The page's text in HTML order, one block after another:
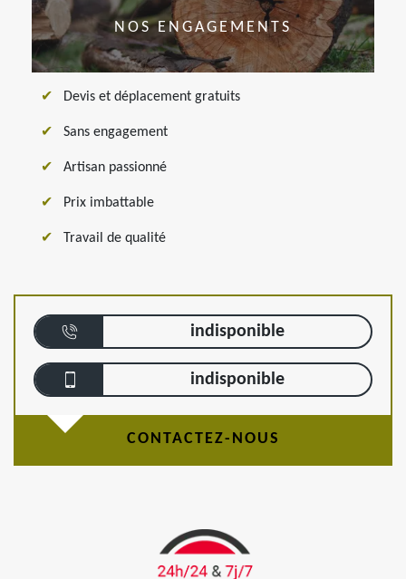
NOS ENGAGEMENTS
Devis et déplacement gratuits
Sans engagement
Artisan passionné
Prix imbattable
Travail de qualité
indisponible
indisponible
CONTACTEZ-NOUS